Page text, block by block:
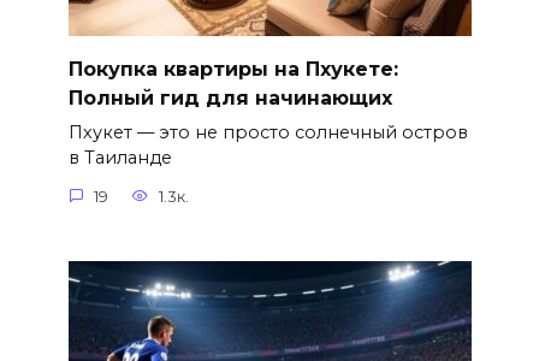
Покупка квартиры на Пхукете:
Полный гид для начинающих
Пхукет — это не просто солнечный остров
в Таиланде
19 1.3к.